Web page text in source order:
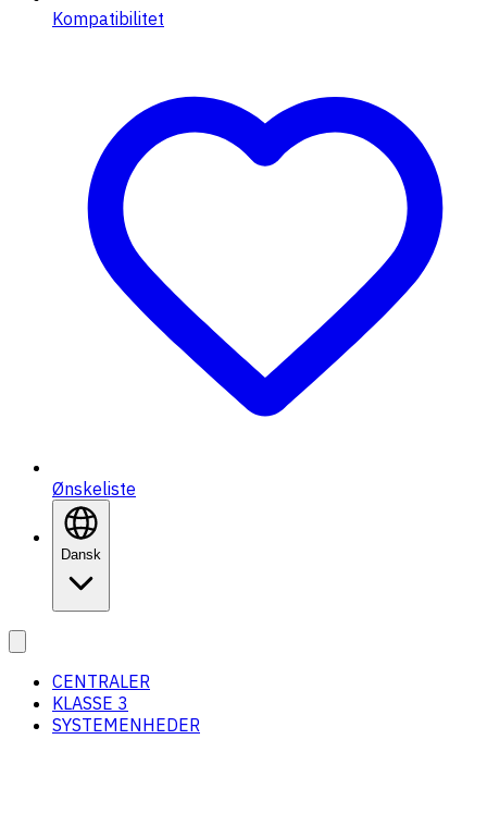
Kompatibilitet
Ønskeliste
Dansk
CENTRALER
KLASSE 3
SYSTEMENHEDER